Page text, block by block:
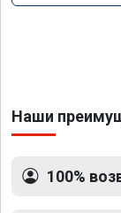
Наши
100%